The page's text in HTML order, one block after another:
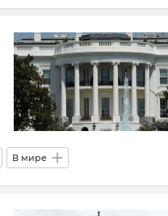
В мире